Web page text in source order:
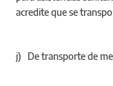
acredite que se
j) De transporte de